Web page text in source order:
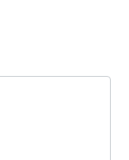
Artikeln